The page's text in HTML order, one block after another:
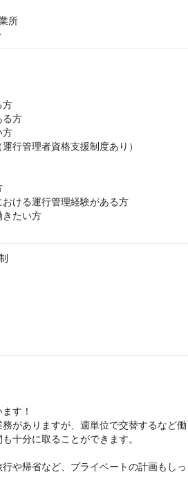
所
⽅
る⽅
⽅
⾏管理者資格⽀援制度あり）
ける運⾏管理経験がある⽅
きたい⽅
す！
がありますが、週単位で交替するなど働
十分に取ることができます。
や帰省など、プライベートの計画もしっ